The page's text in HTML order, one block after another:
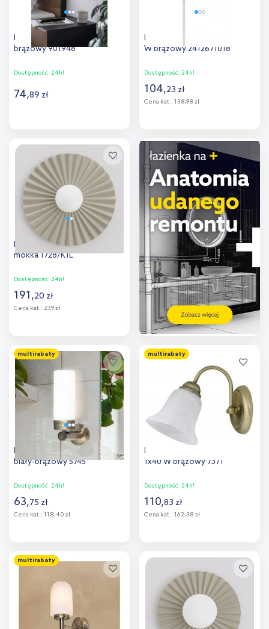
Eglo Camaldoli kinkiet 1x10 W
brązowy 901948
Dostępność: 24h!
74,89 zł
Dodaj do
porównania
Nordlux Gaston kinkiet 1x15
W brązowy 2412671018
Dostępność: 24h!
104,23 zł
Cena kat.: 138,98 zł
Dodaj do
porównania
Emibig Umbra kinkiet 1x8 W
mokka 1728/K1L
Dostępność: 24h!
191,20 zł
Cena kat.: 239 zł
Dodaj do
porównania
multirabaty
Rabalux Betty kinkiet 1x4 W
biały-brązowy 5745
Dostępność: 24h!
63,75 zł
Cena kat.: 118,40 zł
Dodaj do
porównania
multirabaty
Rabalux Francesca kinkiet
1x40 W brązowy 7371
Dostępność: 24h!
110,83 zł
Cena kat.: 162,38 zł
porównania
multirabaty